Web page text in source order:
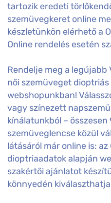
tartozik eredeti
szemüvegkeret online
készletünkön elérhető a
Online rendelés esetén
Rendelje meg a legújabb
női szemüveget dioptriás
webshopunkban!
vagy színezett
kínálatunkból –
szemüveglencse közül
látásáról már online is:
dioptriaadatok alapján
szakértői ajánlatot
könnyedén